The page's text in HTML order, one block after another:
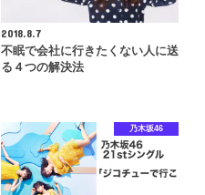
2018.8.7
不眠で会社に行きたくない人に送
る４つの解決法
乃木坂46